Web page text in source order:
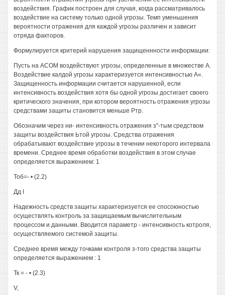
воздействия. График построен для случая, когда рассматривалось
воздействие на систему только одной угрозы. Темп уменьшения
вероятности отражения для каждой угрозы различен и зависит
отряда факторов.
Формулируется критерий нарушения защищеннности информации:
Пусть на АСОМ воздействуют угрозы, определенные в множестве А.
Воздействие калдой угрозы характеризуется интенсивностью А«.
Защищенность информации считается нарушенной, если
интенсивность воздействия хотя бы одной угрозы достигает своего
критического значения, при котором вероятность отражения угрозы
средствами защиты становится меньше Ртр.
Обозначим через ни- интенсивность отражения з"-тым средством
защиты воздействия Ьтой угрозы. Средства отражения
обрабатывают воздействие угрозы в течении некоторого интервала
времени. Среднее время обработки воздействия в этом случае
определяется выражением: 1
Тоб=- • (2.2)
Дд I
Надежность средств защиты характеризуется ее спосоюностью
осуществлять контроль за защищаемым вычислительным
процессом и данными. Вводится параметр - интенсивность котроля,
осуществляемого системой защиты.
Среднее время между точками контроля з-того средства защиты
определяется выражением : 1
Тк = - • (2.3)
V,